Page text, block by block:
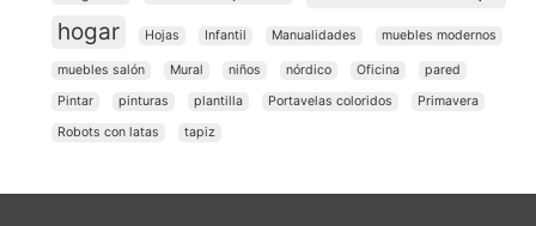
hogar
Hojas Infantil Manualidades muebles modernos
muebles salón Mural niños nórdico Oficina
pared
Pintar
pinturas plantilla Portavelas coloridos
Primavera
Robots con latas
tapiz